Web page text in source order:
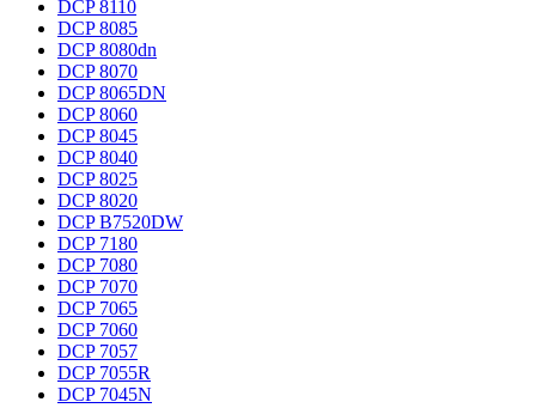
DCP 8110
DCP 8085
DCP 8080dn
DCP 8070
DCP 8065DN
DCP 8060
DCP 8045
DCP 8040
DCP 8025
DCP 8020
DCP B7520DW
DCP 7180
DCP 7080
DCP 7070
DCP 7065
DCP 7060
DCP 7057
DCP 7055R
DCP 7045N